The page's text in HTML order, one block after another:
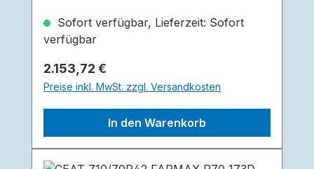
Reifen einen besseren Grip. Die gekippten
Stollenspitzen sorgen für eine geringere
sowie der kleinere Stollenwinkel an der
Schulter für eine gute Zugkraft sorgt.
Weiter Vorteile sind die abgerundeten
Schultern welche die Bodenschädigung
Stollen die für eine lange Lebensdauer
Sofort verfügbar, Lieferzeit: Sofort
verfügbar
Regulärer Preis:
2.153,72 €
Preise inkl. MwSt. zzgl. Versandkosten
In den Warenkorb